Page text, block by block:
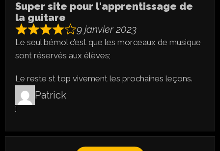
Super site pour l'apprentissage de
la guitare
9 janvier 2023
Le seul bémol c’est que les morceaux de musique
sont réservés aux élèves;
Le reste st top vivement les prochaines leçons.
Patrick
]